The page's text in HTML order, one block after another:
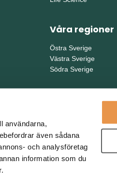
användarna,
även sådana
och analysföretag
information som du
Våra regioner
Östra Sverige
Västra Sverige
Södra Sverige
Group